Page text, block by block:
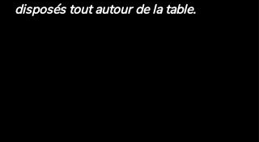
disposés tout autour de la table.